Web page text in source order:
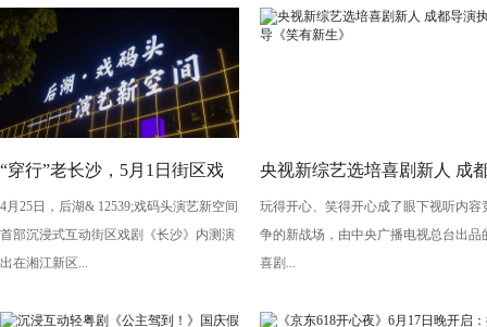
“穿行”老长沙，5月1日街区戏
剧《长沙》将亮相“后湖・戏码
头”
4月25日，后湖& 12539;戏码头演艺新空间
首部沉浸式互动街区戏剧《长沙》内测演
出在湘江新区...
央视新综艺选培喜剧新人 成
导演执导《笑有新生》
玩得开心、笑得开心成了眼下视听内容
争的新战场，由中央广播电视总台出品
喜剧...